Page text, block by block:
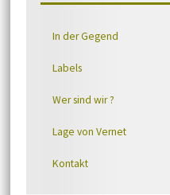
In der Gegend
Labels
Wer sind wir ?
Lage von Vernet
Kontakt